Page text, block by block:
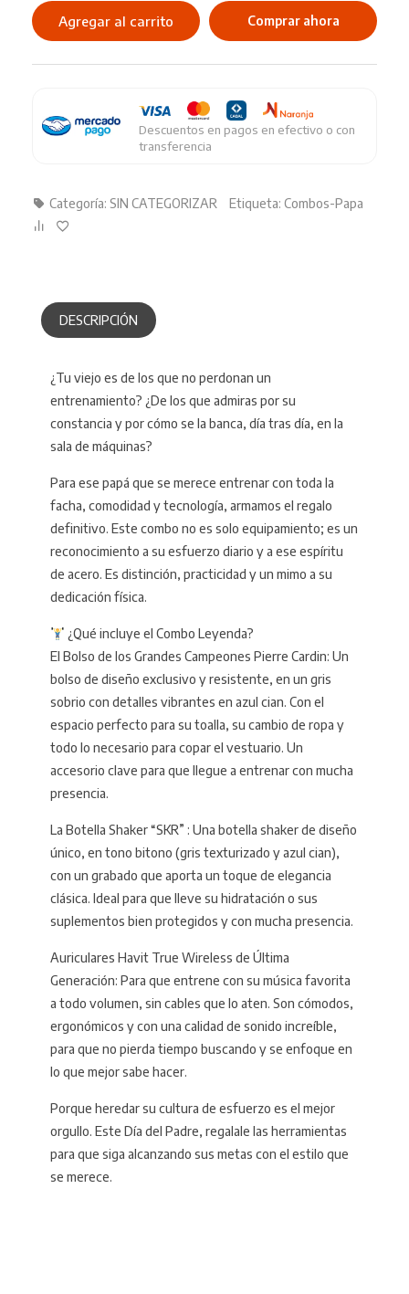
cantidad
Agregar al carrito Comprar ahora
Categoría: SIN CATEGORIZAR Etiqueta: Combos-Papa
Descuentos en pagos en efectivo o con
transferencia
DESCRIPCIÓN
¿Tu viejo es de los que no perdonan un
entrenamiento? ¿De los que admiras por su
constancia y por cómo se la banca, día tras día, en la
sala de máquinas?
Para ese papá que se merece entrenar con toda la
facha, comodidad y tecnología, armamos el regalo
definitivo. Este combo no es solo equipamiento; es un
reconocimiento a su esfuerzo diario y a ese espíritu
de acero. Es distinción, practicidad y un mimo a su
dedicación física.
¿Qué incluye el Combo Leyenda?
El Bolso de los Grandes Campeones Pierre Cardin: Un
bolso de diseño exclusivo y resistente, en un gris
sobrio con detalles vibrantes en azul cian. Con el
espacio perfecto para su toalla, su cambio de ropa y
todo lo necesario para copar el vestuario. Un
accesorio clave para que llegue a entrenar con mucha
presencia.
La Botella Shaker “SKR” : Una botella shaker de diseño
único, en tono bitono (gris texturizado y azul cian),
con un grabado que aporta un toque de elegancia
clásica. Ideal para que lleve su hidratación o sus
suplementos bien protegidos y con mucha presencia.
Auriculares Havit True Wireless de Última
Generación: Para que entrene con su música favorita
a todo volumen, sin cables que lo aten. Son cómodos,
ergonómicos y con una calidad de sonido increíble,
para que no pierda tiempo buscando y se enfoque en
lo que mejor sabe hacer.
Porque heredar su cultura de esfuerzo es el mejor
orgullo. Este Día del Padre, regalale las herramientas
para que siga alcanzando sus metas con el estilo que
se merece.